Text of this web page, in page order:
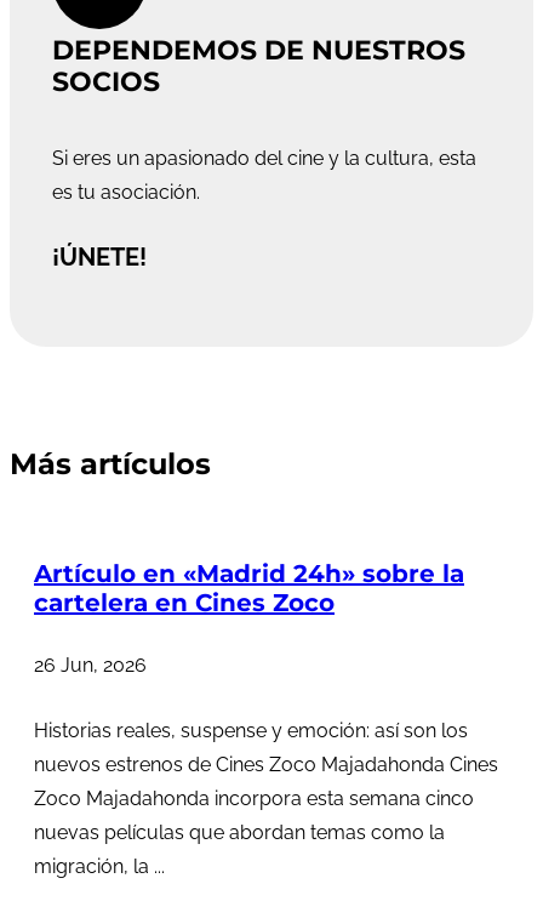
DEPENDEMOS DE NUESTROS
SOCIOS
Si eres un apasionado del cine y la cultura, esta
es tu asociación.
¡ÚNETE!
Más artículos
Artículo en «Madrid 24h» sobre la
cartelera en Cines Zoco
26 Jun, 2026
Historias reales, suspense y emoción: así son los
nuevos estrenos de Cines Zoco Majadahonda Cines
Zoco Majadahonda incorpora esta semana cinco
nuevas películas que abordan temas como la
migración, la ...